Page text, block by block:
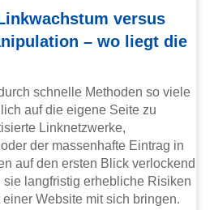
versus
– wo liegt die
schnelle Methoden so viele
auf die eigene Seite zu
Linknetzwerke,
der massenhafte Eintrag in
auf den ersten Blick verlockend
langfristig erhebliche Risiken
Website mit sich bringen.